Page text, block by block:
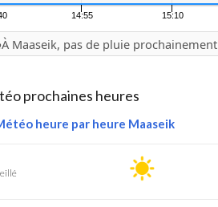
14:55 15:10
À Maaseik, pas de pluie prochainement
prochaines heures
heure par heure Maaseik